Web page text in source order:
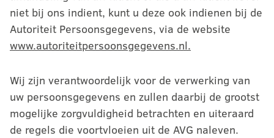
niet bij ons indient, kunt u deze ook indienen bij de
Autoriteit Persoonsgegevens, via de website
www.autoriteitpersoonsgegevens.nl.
Wij zijn verantwoordelijk voor de verwerking van
uw persoonsgegevens en zullen daarbij de grootst
mogelijke zorgvuldigheid betrachten en uiteraard
de regels die voortvloeien uit de AVG naleven.